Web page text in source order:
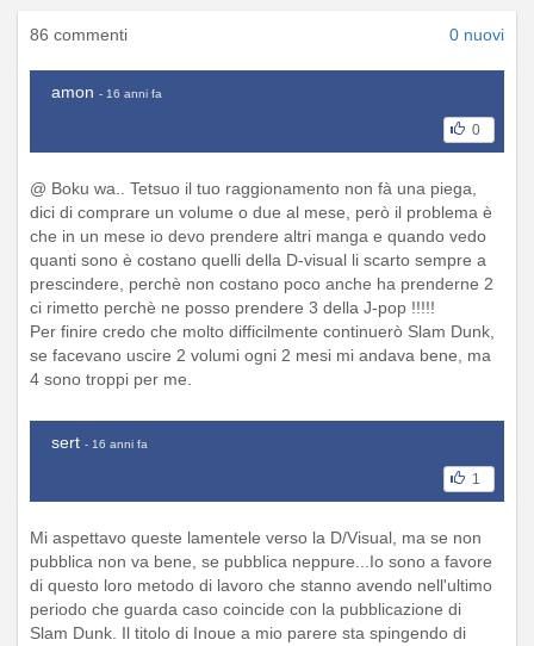
86 commenti 0 nuovi
amon - 16 anni fa
0
@ Boku wa.. Tetsuo il tuo raggionamento non fà una piega,
dici di comprare un volume o due al mese, però il problema è
che in un mese io devo prendere altri manga e quando vedo
quanti sono è costano quelli della D-visual li scarto sempre a
prescindere, perchè non costano poco anche ha prenderne 2
ci rimetto perchè ne posso prendere 3 della J-pop !!!!!
Per finire credo che molto difficilmente continuerò Slam Dunk,
se facevano uscire 2 volumi ogni 2 mesi mi andava bene, ma
4 sono troppi per me.
sert - 16 anni fa
1
Mi aspettavo queste lamentele verso la D/Visual, ma se non
pubblica non va bene, se pubblica neppure...Io sono a favore
di questo loro metodo di lavoro che stanno avendo nell'ultimo
periodo che guarda caso coincide con la pubblicazione di
Slam Dunk. Il titolo di Inoue a mio parere sta spingendo di